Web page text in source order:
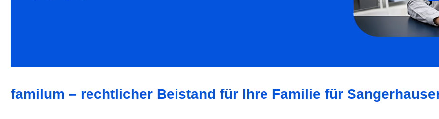
familum – rechtlicher Beistand für Ihre Familie für